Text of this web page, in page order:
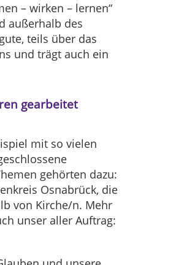
– wirken – lernen“
außerhalb des
teils über das
und trägt auch ein
gearbeitet
mit so vielen
gehörten dazu:
Osnabrück, die
von Kirche/n. Mehr
unser aller Auftrag: